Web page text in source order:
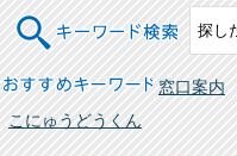
キーワード検索
おすすめキーワード 窓口案内
こにゅうどうくん